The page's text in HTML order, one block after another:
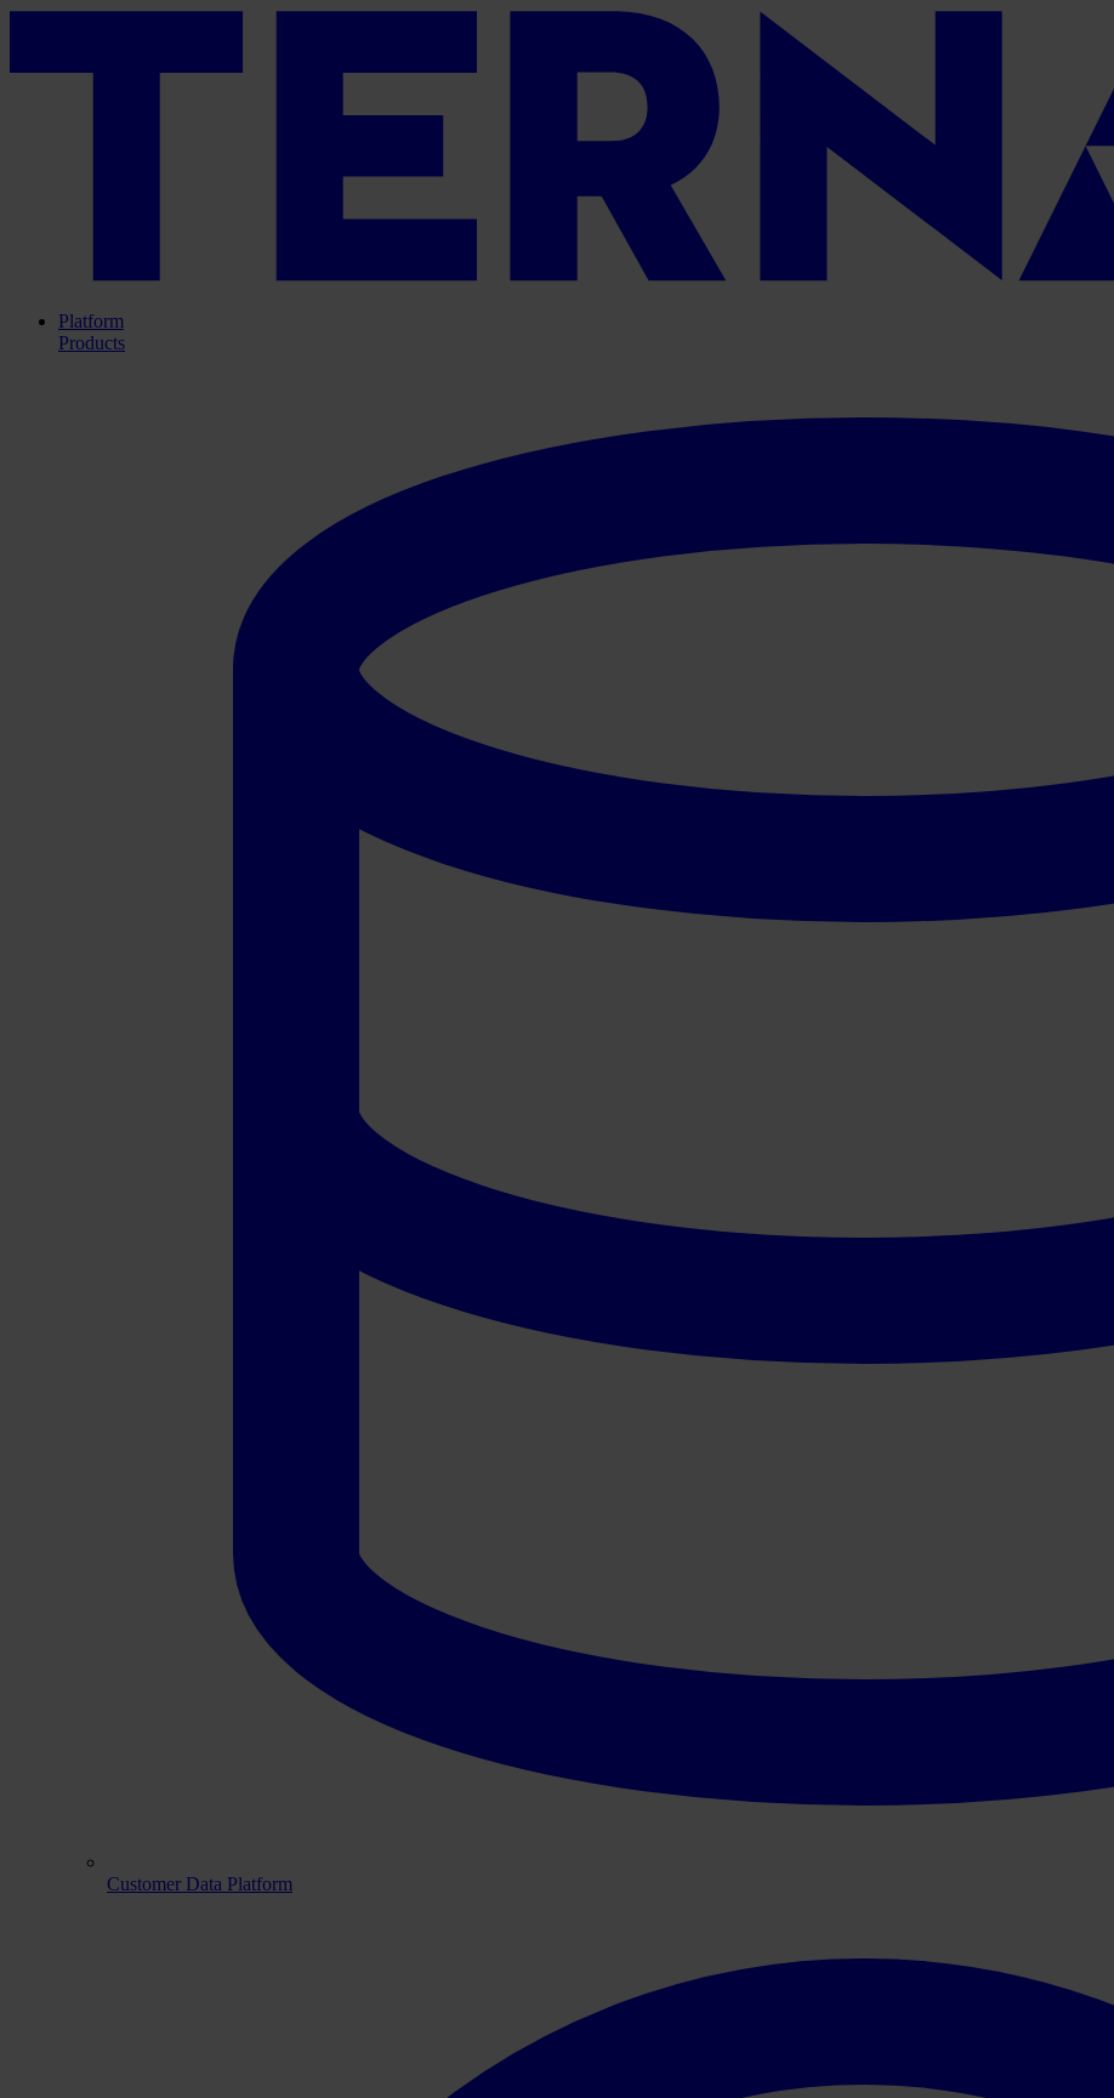
Platform
Products
Customer Data Platform